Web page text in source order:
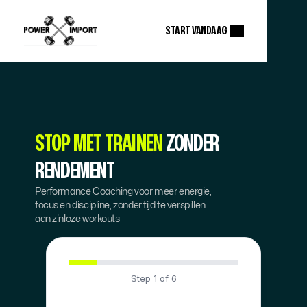
STOP MET TRAINEN ZONDER
RENDEMENT
Performance Coaching voor meer energie,
focus en discipline, zonder tijd te verspillen
aan zinloze workouts
Step 1 of 6
START VANDAAG